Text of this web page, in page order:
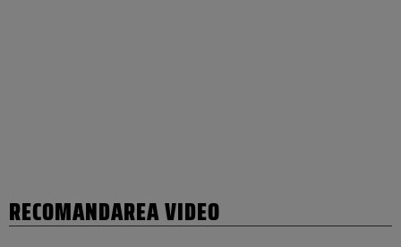
RECOMANDAREA VIDEO